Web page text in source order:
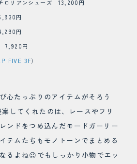
ロリアンシューズ 13,200円
円
円
7,920円
FIVE 3F）
心たっぷりのアイテムがそろう
してくれたのは、レースやフリ
ンドをつめ込んだモードガーリー
テムたちもモノトーンでまとめる
るよね😉でもしっかり小物でエッ